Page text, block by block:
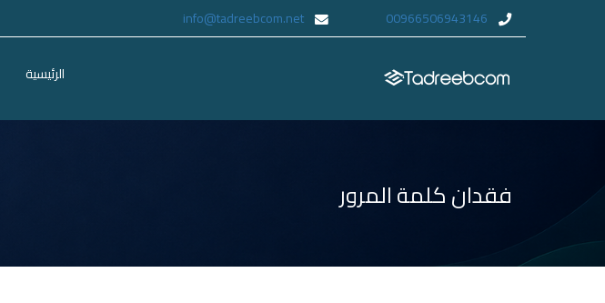
00966506943146
info@tadreebcom.net
الرئيسية
فقدان كلمة المرور